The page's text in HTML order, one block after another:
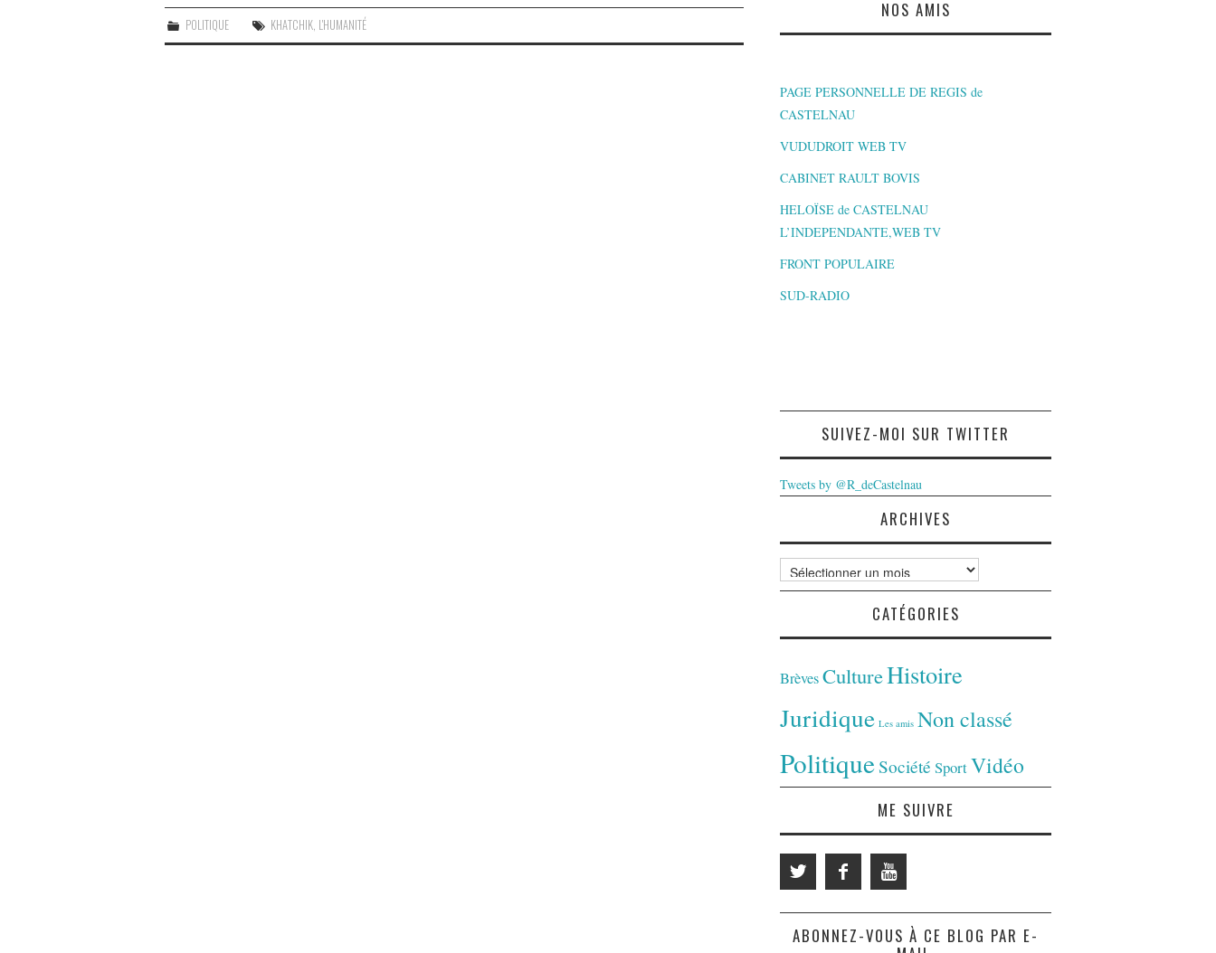
POLITIQUE KHATCHIK L'HUMANITÉ
NOS AMIS
PAGE PERSONNELLE DE REGIS de
CASTELNAU
VUDUDROIT WEB TV
CABINET RAULT BOVIS
HELOÏSE de CASTELNAU
L’INDEPENDANTE,WEB TV
FRONT POPULAIRE
SUD-RADIO
SUIVEZ-MOI SUR TWITTER
Tweets by @R_deCastelnau
ARCHIVES
Archives
CATÉGORIES
BrèvesCultureHistoire
Juridique Les amis Non classé
PolitiqueSociété SportVidéo
ME SUIVRE
ABONNEZ-VOUS À CE BLOG PAR E-